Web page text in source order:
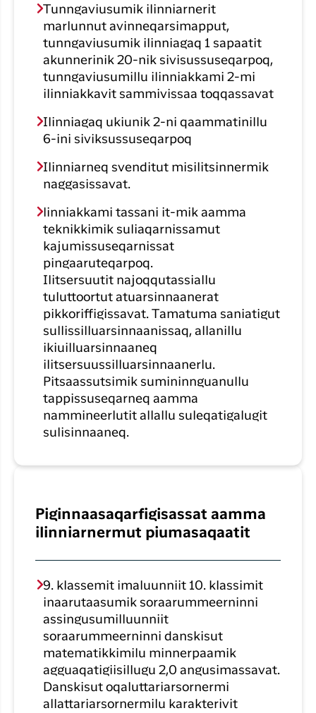
Tunngaviusumik ilinniarnerit
marlunnut avinneqarsimapput,
tunngaviusumik ilinniagaq 1 sapaatit
akunnerinik 20-nik sivisussuseqarpoq,
tunngaviusumillu ilinniakkami 2-mi
ilinniakkavit sammivissaa toqqassavat
Ilinniagaq ukiunik 2-ni qaammatinillu
6-ini siviksussuseqarpoq
Ilinniarneq svenditut misilitsinnermik
naggasissavat.
linniakkami tassani it-mik aamma
teknikkimik suliaqarnissamut
kajumissuseqarnissat
pingaaruteqarpoq.
Ilitsersuutit najoqqutassiallu
tuluttoortut atuarsinnaanerat
pikkoriffigissavat. Tamatuma saniatigut
sullissilluarsinnaanissaq, allanillu
ikiuilluarsinnaaneq
ilitsersuussilluarsinnaanerlu.
Pitsaassutsimik sumininnguanullu
tappissuseqarneq aamma
nammineerlutit allallu suleqatigalugit
sulisinnaaneq.
Piginnaasaqarfigisassat aamma
ilinniarnermut piumasaqaatit
9. klassemit imaluunniit 10. klassimit
inaarutaasumik soraarummeerninni
assingusumilluunniit
soraarummeerninni danskisut
matematikkimilu minnerpaamik
agguaqatigiisillugu 2,0 angusimassavat.
Danskisut oqaluttariarsornermi
allattariarsornermilu karakterivit